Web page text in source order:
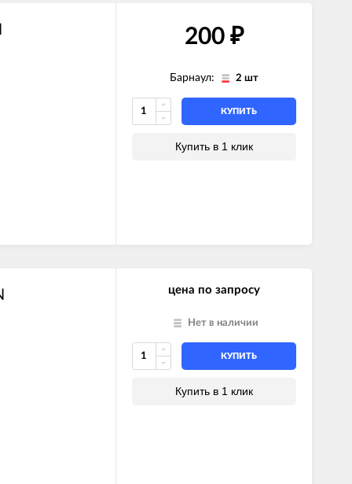
200 ₽
Барнаул: 2 шт
КУПИТЬ
Купить в 1 клик
цена по запросу
Нет в наличии
КУПИТЬ
Купить в 1 клик